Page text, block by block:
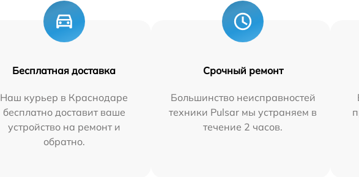
Бесплатная доставка
Наш курьер в Краснодаре
бесплатно доставит ваше
устройство на ремонт и
обратно.
Срочный ремонт
Большинство неисправностей
техники Pulsar мы устраняем в
течение 2 часов.